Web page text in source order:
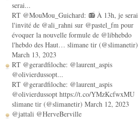
serai...
RT @MouMou_Guichard: 📻 À 13h, je serai
l'invité de @ali_rahni sur @pastel_fm pour
évoquer la nouvelle formule de @libhebdo
l'hebdo des Haut… slimane tir (@slimanetir)
March 13, 2023
RT @gerardfiloche: @laurent_aspis
@olivierdussopt...
RT @gerardfiloche: @laurent_aspis
@olivierdussopt https://t.co/YMzKcfwxMU
slimane tir (@slimanetir) March 12, 2023
@jattali @HerveBerville